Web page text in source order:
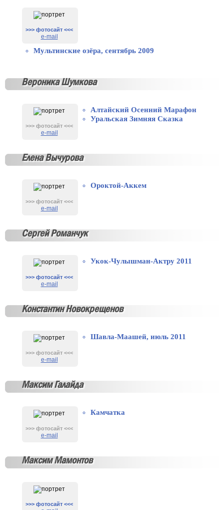
>>> фотосайт <<<
e-mail
Мультинские озёра, сентябрь 2009
Вероника Шумкова
>>> фотосайт <<<
e-mail
Алтайский Осенний Марафон
Уральская Зимняя Сказка
Елена Вычурова
>>> фотосайт <<<
e-mail
Ороктой-Аккем
Сергей Романчук
>>> фотосайт <<<
e-mail
Укок-Чулышман-Актру 2011
Константин Новокрещенов
>>> фотосайт <<<
e-mail
Шавла-Маашей, июль 2011
Максим Галайда
>>> фотосайт <<<
e-mail
Камчатка
Максим Мамонтов
>>> фотосайт <<<